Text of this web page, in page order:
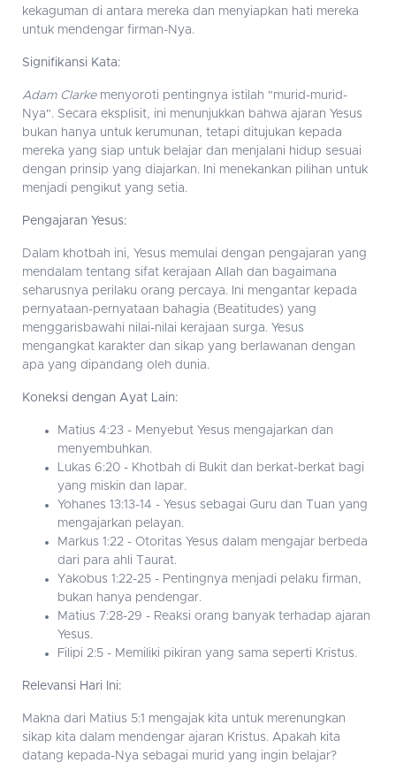
kekaguman di antara mereka dan menyiapkan hati mereka
untuk mendengar firman-Nya.
Signifikansi Kata:
Adam Clarkemenyoroti pentingnya istilah "murid-murid-
Nya". Secara eksplisit, ini menunjukkan bahwa ajaran Yesus
bukan hanya untuk kerumunan, tetapi ditujukan kepada
mereka yang siap untuk belajar dan menjalani hidup sesuai
dengan prinsip yang diajarkan. Ini menekankan pilihan untuk
menjadi pengikut yang setia.
Pengajaran Yesus:
Dalam khotbah ini, Yesus memulai dengan pengajaran yang
mendalam tentang sifat kerajaan Allah dan bagaimana
seharusnya perilaku orang percaya. Ini mengantar kepada
pernyataan-pernyataan bahagia (Beatitudes) yang
menggarisbawahi nilai-nilai kerajaan surga. Yesus
mengangkat karakter dan sikap yang berlawanan dengan
apa yang dipandang oleh dunia.
Koneksi dengan Ayat Lain:
Matius 4:23 - Menyebut Yesus mengajarkan dan
menyembuhkan.
Lukas 6:20 - Khotbah di Bukit dan berkat-berkat bagi
yang miskin dan lapar.
Yohanes 13:13-14 - Yesus sebagai Guru dan Tuan yang
mengajarkan pelayan.
Markus 1:22 - Otoritas Yesus dalam mengajar berbeda
dari para ahli Taurat.
Yakobus 1:22-25 - Pentingnya menjadi pelaku firman,
bukan hanya pendengar.
Matius 7:28-29 - Reaksi orang banyak terhadap ajaran
Yesus.
Filipi 2:5 - Memiliki pikiran yang sama seperti Kristus.
Relevansi Hari Ini:
Makna dari Matius 5:1 mengajak kita untuk merenungkan
sikap kita dalam mendengar ajaran Kristus. Apakah kita
datang kepada-Nya sebagai murid yang ingin belajar?